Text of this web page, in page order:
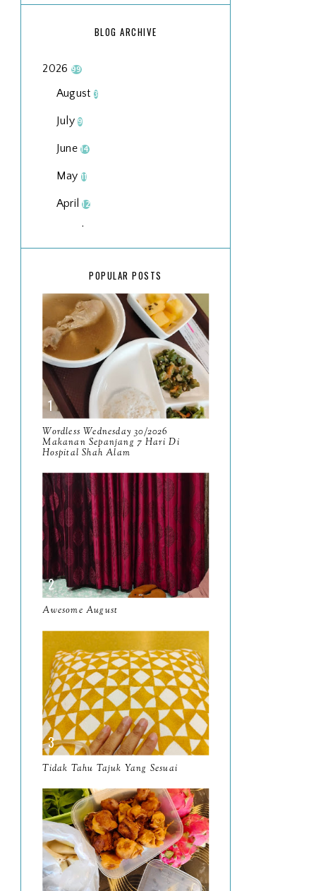
BLOG ARCHIVE
2026 99
August 3
July9
June14
May 11
April12
March
2025134
December15
November
October 13
September
August8
July 14
June 10
May 9
April 9
March11
February
January
2024130
December19
November12
October
September13
August9
July12
June
POPULAR POSTS
Wordless Wednesday 30/2026
Makanan Sepanjang 7 Hari Di
Hospital Shah Alam
Awesome August
Tidak Tahu Tajuk Yang Sesuai